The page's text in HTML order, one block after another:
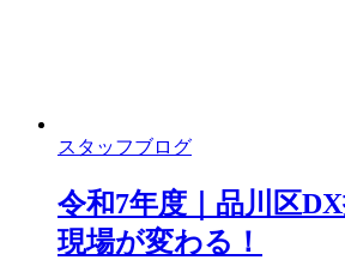
スタッフブログ
令和7年度｜品川区
現場が変わる！